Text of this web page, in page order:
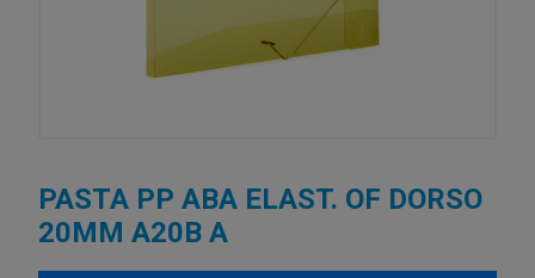
PASTA PP ABA ELAST. OF DORSO
20MM A20B A